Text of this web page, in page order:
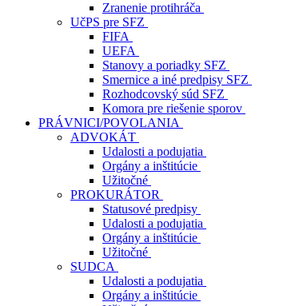
Zranenie protihráča
UčPS pre SFZ
FIFA
UEFA
Stanovy a poriadky SFZ
Smernice a iné predpisy SFZ
Rozhodcovský súd SFZ
Komora pre riešenie sporov
PRÁVNICI/POVOLANIA
ADVOKÁT
Udalosti a podujatia
Orgány a inštitúcie
Užitočné
PROKURÁTOR
Statusové predpisy
Udalosti a podujatia
Orgány a inštitúcie
Užitočné
SUDCA
Udalosti a podujatia
Orgány a inštitúcie